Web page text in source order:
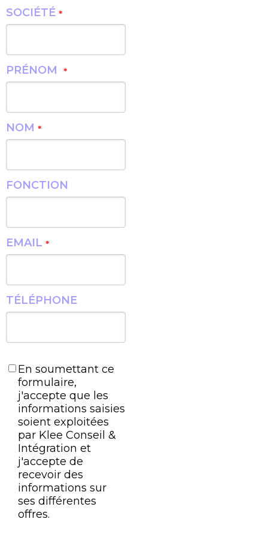
SOCIÉTÉ *
PRÉNOM *
NOM *
FONCTION
EMAIL *
TÉLÉPHONE
En soumettant ce
formulaire,
j'accepte que les
informations saisies
soient exploitées
par Klee Conseil &
Intégration et
j'accepte de
recevoir des
informations sur
ses différentes
offres.